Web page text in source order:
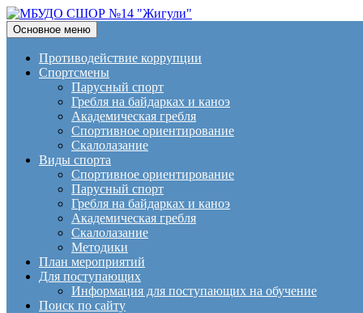
МБУДО СШОР №14
Поиск
Основное меню Перейти
к
содержимому
Противодействие коррупции
Спортсмены
Парусный спорт
Гребля на байдарках и каноэ
Академическая гребля
Спортивное ориентирование
Скалолазание
Виды спорта
Спортивное ориентирование
Парусный спорт
Гребля на байдарках и каноэ
Академическая гребля
Скалолазание
Методики
План мероприятий
Для поступающих
Информация для поступающих на обучение
Поиск по сайту